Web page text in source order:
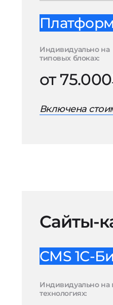
Индивидуально на
типовых блоках:
от
Включена
Сайты-
CMS 1С-
Индивидуально на
технологиях: